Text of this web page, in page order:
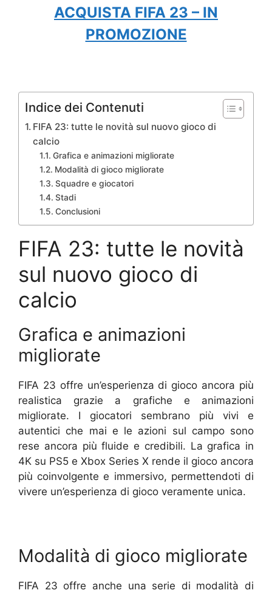
ACQUISTA FIFA 23 – IN
PROMOZIONE
Indice dei Contenuti
FIFA 23: tutte le novità sul nuovo gioco di
calcio
Grafica e animazioni migliorate
Modalità di gioco migliorate
Squadre e giocatori
Stadi
Conclusioni
FIFA 23: tutte le novità
sul nuovo gioco di
calcio
Grafica e animazioni
migliorate
FIFA 23 offre un’esperienza di gioco ancora più
realistica grazie a grafiche e animazioni
migliorate. I giocatori sembrano più vivi e
autentici che mai e le azioni sul campo sono
rese ancora più fluide e credibili. La grafica in
4K su PS5 e Xbox Series X rende il gioco ancora
più coinvolgente e immersivo, permettendoti di
vivere un’esperienza di gioco veramente unica.
Modalità di gioco migliorate
FIFA 23 offre anche una serie di modalità di